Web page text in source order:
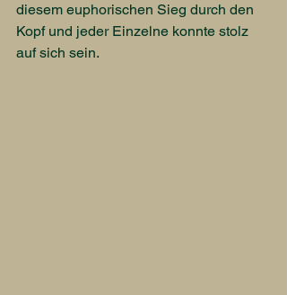
diesem euphorischen Sieg durch den
Kopf und jeder Einzelne konnte stolz
auf sich sein.